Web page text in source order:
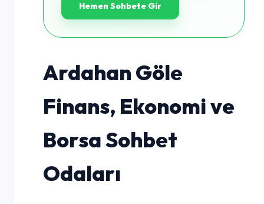
Hemen Sohbete Gir
Ardahan Göle
Finans, Ekonomi ve
Borsa Sohbet
Odaları